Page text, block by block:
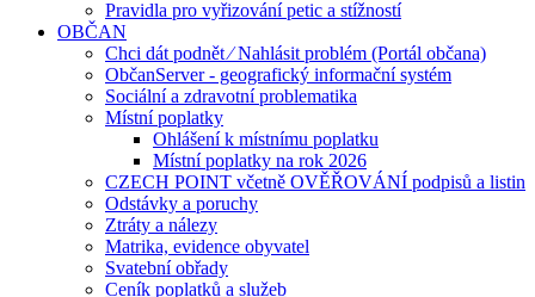
Pravidla pro vyřizování petic a stížností
OBČAN
Chci dát podnět ⁄ Nahlásit problém (Portál občana)
ObčanServer - geografický informační systém
Sociální a zdravotní problematika
Místní poplatky
Ohlášení k místnímu poplatku
Místní poplatky na rok 2026
CZECH POINT včetně OVĚŘOVÁNÍ podpisů a listin
Odstávky a poruchy
Ztráty a nálezy
Matrika, evidence obyvatel
Svatební obřady
Ceník poplatků a služeb